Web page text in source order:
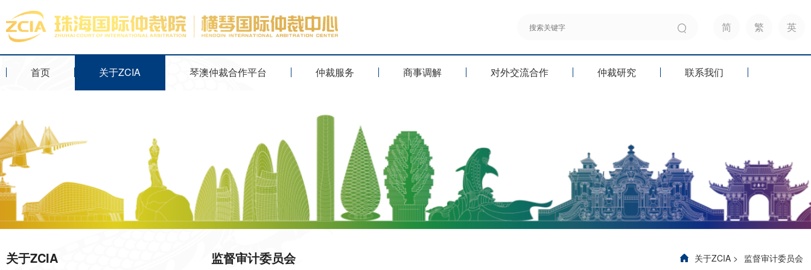
简 繁 英
首页 关于ZCIA 琴澳仲裁合作平台 仲裁服务 商事调解 对外交流合作 仲裁研究 联系我们
关于ZCIA 监督审计委员会 关于ZCIA > 监督审计委员会